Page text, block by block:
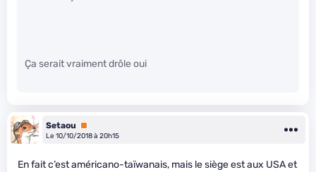
Ça serait vraiment drôle oui
Setaou
Premium
Le 10/10/2018 à 20h15
En fait c’est américano-taïwanais, mais le siège est aux USA et